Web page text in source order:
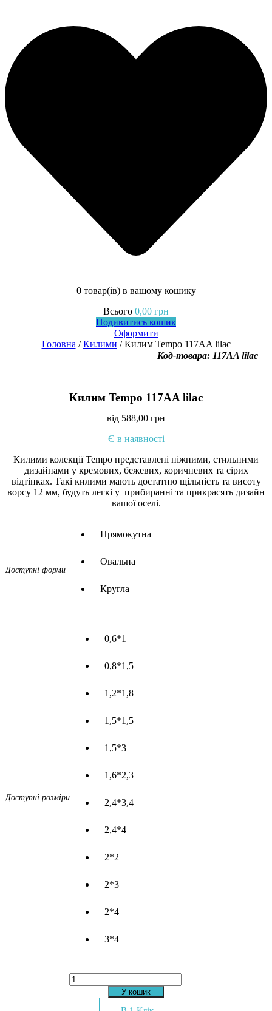
0 товар(ів)в вашому кошику
Всього 0,00 грн
Подивитись кошик
Оформити
Головна /Килими / Килим Tempo 117AA lilac
Код-товара: 117AA lilac
Килим Tempo 117AA lilac
від 588,00 грн
Є в наявності
Килими колекції Tempo представлені ніжними, стильними
дизайнами у кремових, бежевих, коричневих та сірих
відтінках. Такі килими мають достатню щільність та висоту
ворсу 12 мм, будуть легкі у прибиранні та прикрасять дизайн
вашої оселі.
Доступні форми
Прямокутна
Овальна
Кругла
Доступні розміри
0,6*1
0,8*1,5
1,2*1,8
1,5*1,5
1,5*3
1,6*2,3
2,4*3,4
2,4*4
2*2
2*3
2*4
3*4
Килим
Tempo
У кошик